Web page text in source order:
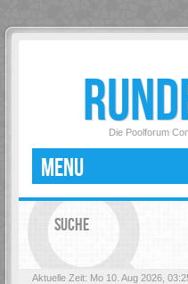
Die Poolforum
MENU
SUCHE
Aktuelle Zeit: Mo 10. Aug 2026,